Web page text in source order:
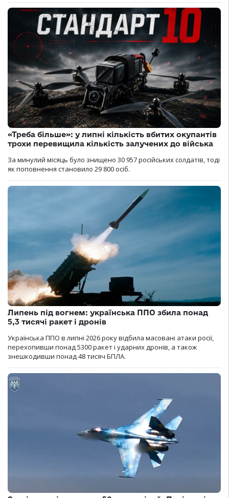
«Треба більше»: у липні кількість вбитих окупантів
трохи перевищила кількість залучених до війська
За минулий місяць було знищено 30 957 російських солдатів, тоді
як поповнення становило 29 800 осіб.
Липень під вогнем: українська ППО збила понад
5,3 тисячі ракет і дронів
Українська ППО в липні 2026 року відбила масовані атаки росії,
перехопивши понад 5300 ракет і ударних дронів, а також
знешкодивши понад 48 тисяч БПЛА.